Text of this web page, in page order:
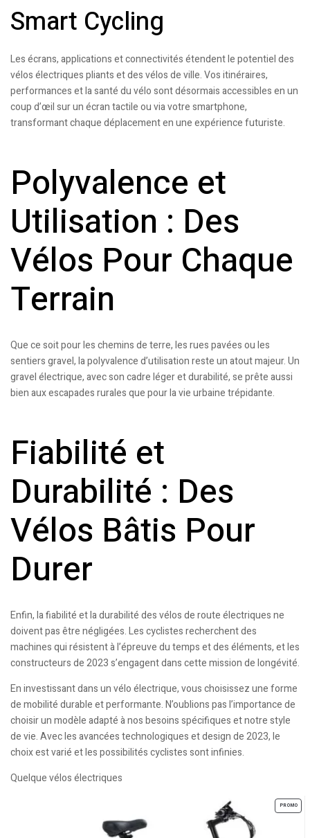
Smart Cycling
Les écrans, applications et connectivités étendent le potentiel des
vélos électriques pliants et des vélos de ville. Vos itinéraires,
performances et la santé du vélo sont désormais accessibles en un
coup d’œil sur un écran tactile ou via votre smartphone,
transformant chaque déplacement en une expérience futuriste.
Polyvalence et
Utilisation : Des
Vélos Pour Chaque
Terrain
Que ce soit pour les chemins de terre, les rues pavées ou les
sentiers gravel, la polyvalence d’utilisation reste un atout majeur. Un
gravel électrique, avec son cadre léger et durabilité, se prête aussi
bien aux escapades rurales que pour la vie urbaine trépidante.
Fiabilité et
Durabilité : Des
Vélos Bâtis Pour
Durer
Enfin, la fiabilité et la durabilité des vélos de route électriques ne
doivent pas être négligées. Les cyclistes recherchent des
machines qui résistent à l’épreuve du temps et des éléments, et les
constructeurs de 2023 s’engagent dans cette mission de longévité.
En investissant dans un vélo électrique, vous choisissez une forme
de mobilité durable et performante. N’oublions pas l’importance de
choisir un modèle adapté à nos besoins spécifiques et notre style
de vie. Avec les avancées technologiques et design de 2023, le
choix est varié et les possibilités cyclistes sont infinies.
Quelque vélos électriques
PROMO